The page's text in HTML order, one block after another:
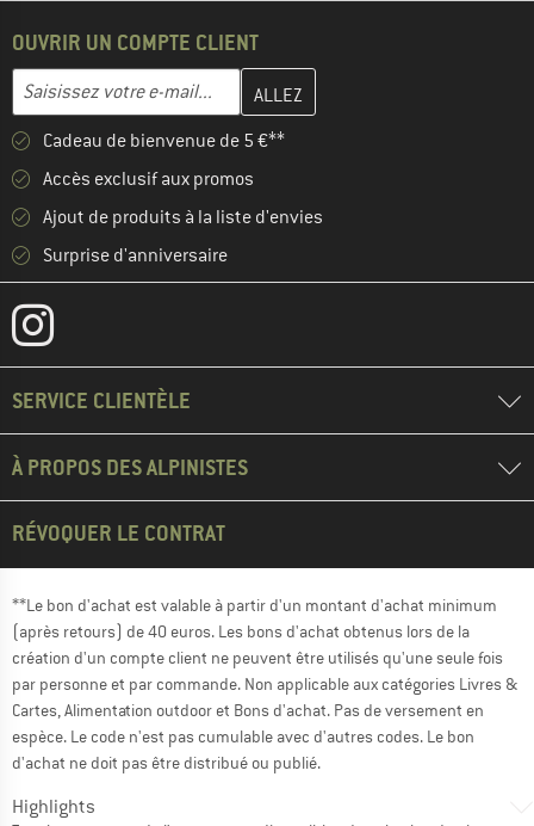
OUVRIR UN COMPTE CLIENT
Adresse e-mail
Entrez votre adresse e-mail ici et créez votre compte client à la
Cadeau de bienvenue de 5 €**
Accès exclusif aux promos
Ajout de produits à la liste d'envies
Surprise d'anniversaire
SERVICE CLIENTÈLE
À PROPOS DES ALPINISTES
RÉVOQUER LE CONTRAT
**Le bon d'achat est valable à partir d'un montant d'achat minimum
(après retours) de 40 euros. Les bons d'achat obtenus lors de la
création d'un compte client ne peuvent être utilisés qu'une seule fois
par personne et par commande. Non applicable aux catégories Livres &
Cartes, Alimentation outdoor et Bons d'achat. Pas de versement en
espèce. Le code n'est pas cumulable avec d'autres codes. Le bon
d'achat ne doit pas être distribué ou publié.
Highlights